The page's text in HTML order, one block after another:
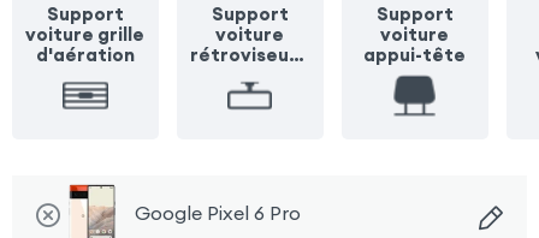
Support
voiture grille
d'aération
Support
voiture
rétroviseur /
Support
voiture
appui-tête
Google Pixel 6 Pro